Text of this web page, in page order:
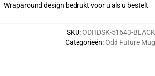
Wraparound design bedrukt voor u als u bestelt
SKU:ODHDSK-51643-BLACK
Categorieën:Odd Future Mug